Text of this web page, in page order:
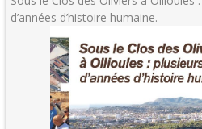
d’années d’histoire humaine.